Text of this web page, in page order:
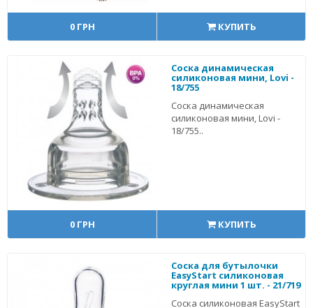
0 ГРН КУПИТЬ
Соска динамическая
силиконовая мини, Lovi -
18/755
Соска динамическая
силиконовая мини, Lovi -
18/755..
0 ГРН КУПИТЬ
Соска для бутылочки
EasyStart силиконовая
круглая мини 1 шт. - 21/719
Соска силиконовая EasyStart